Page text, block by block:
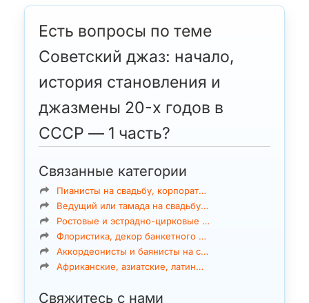
Есть вопросы по теме
Советский джаз: начало,
история становления и
джазмены 20-х годов в
СССР — 1 часть?
Связанные категории
Пианисты на свадьбу, корпорат…
Ведущий или тамада на свадьбу…
Ростовые и эстрадно-цирковые …
Флористика, декор банкетного …
Аккордеонисты и баянисты на с…
Африканские, азиатские, латин…
Свяжитесь с нами